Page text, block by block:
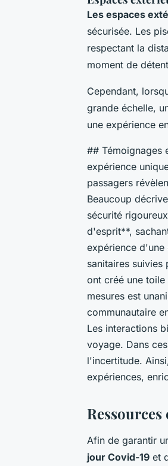
Les espaces
sécurisée. Les
respectant la
moment de
Cependant,
grande échelle,
une expérience
## Témoignages
expérience
passagers
Beaucoup
sécurité
d'esprit**,
expérience
sanitaires
ont créé une
mesures est
communautaire
Les interactions
voyage. Dans
l'incertitude.
expériences,
Afin de garantir
jour Covid-19 et